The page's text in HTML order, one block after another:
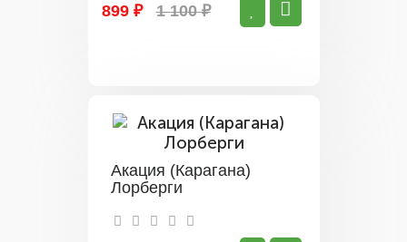
899 ₽ 1 100 ₽
Акация (Карагана)
Лорберги